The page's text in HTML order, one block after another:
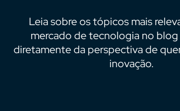
Leia sobre os tópicos mais
mercado de tecnologia no blog
diretamente da perspectiva de
inovação.